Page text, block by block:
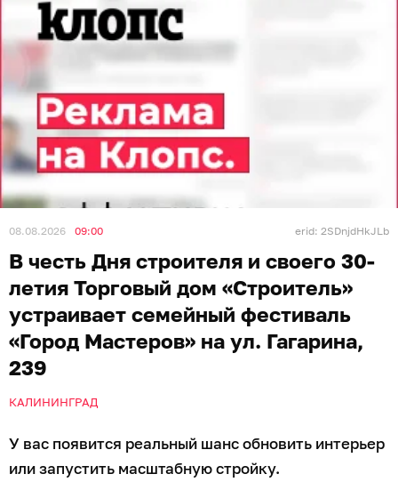
08.08.2026 09:00 erid: 2SDnjdHkJLb
В честь Дня строителя и своего 30-
летия Торговый дом «Строитель»
устраивает семейный фестиваль
«Город Мастеров» на ул. Гагарина,
239
КАЛИНИНГРАД
У вас появится реальный шанс обновить интерьер
или запустить масштабную стройку.